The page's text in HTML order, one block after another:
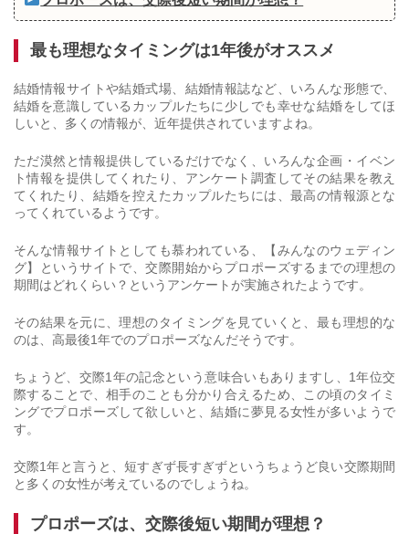
最も理想なタイミングは1年後がオススメ
結婚情報サイトや結婚式場、結婚情報誌など、いろんな形態で、
結婚を意識しているカップルたちに少しでも幸せな結婚をしてほ
しいと、多くの情報が、近年提供されていますよね。
ただ漠然と情報提供しているだけでなく、いろんな企画・イベン
ト情報を提供してくれたり、アンケート調査してその結果を教え
てくれたり、結婚を控えたカップルたちには、最高の情報源とな
ってくれているようです。
そんな情報サイトとしても慕われている、【みんなのウェディン
グ】というサイトで、交際開始からプロポーズするまでの理想の
期間はどれくらい？というアンケートが実施されたようです。
その結果を元に、理想のタイミングを見ていくと、最も理想的な
のは、高最後1年でのプロポーズなんだそうです。
ちょうど、交際1年の記念という意味合いもありますし、1年位交
際することで、相手のことも分かり合えるため、この頃のタイミ
ングでプロポーズして欲しいと、結婚に夢見る女性が多いようで
す。
交際1年と言うと、短すぎず長すぎずというちょうど良い交際期間
と多くの女性が考えているのでしょうね。
プロポーズは、交際後短い期間が理想？